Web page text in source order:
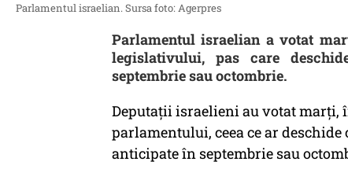
Parlamentul israelian. Sursa foto: Agerpres
Parlamentul israelian a votat
legislativului, pas care
septembrie sau octombrie.
Deputaţii israelieni au votat marţi,
parlamentului, ceea ce ar
anticipate în septembrie sau